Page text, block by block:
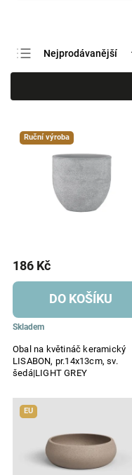
Nejprodávanější
Nejlevnější
Nejdražší
Ruční výroba
Obal na květináč keramický
LISABON, pr.14x13cm, sv.
šedá|LIGHT GREY
Skladem
186 Kč
DO KOŠÍKU
EU